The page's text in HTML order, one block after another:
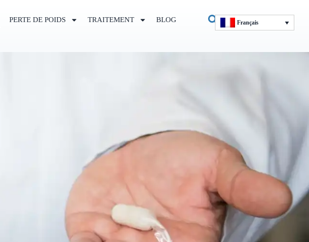
PERTE DE POIDS TRAITEMENT
BLOG
Français